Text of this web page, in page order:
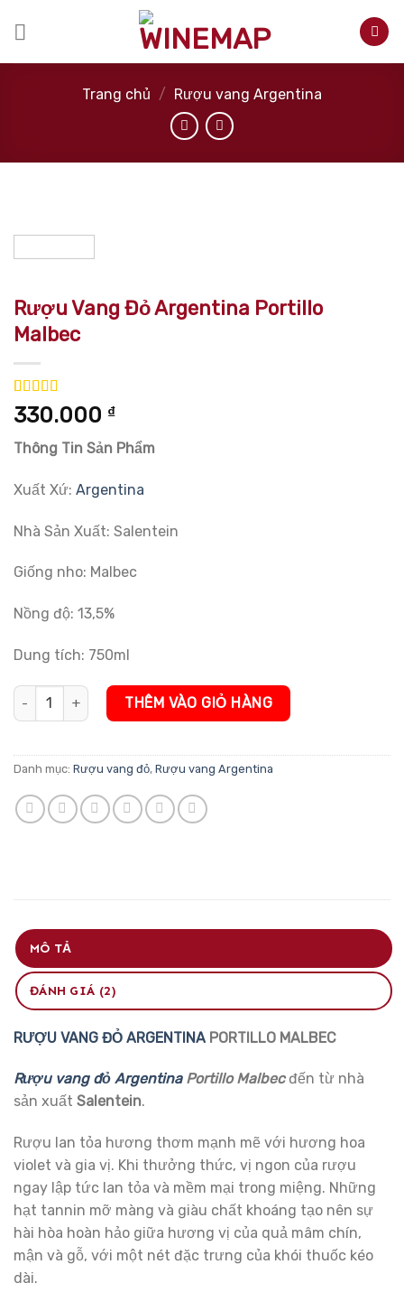
Trang chủ / Rượu vang Argentina
Rượu Vang Đỏ Argentina Portillo
Malbec
5.00trên 5
dựa trên
2
330.000 ₫
Thông Tin Sản Phẩm
Xuất Xứ: Argentina
Nhà Sản Xuất: Salentein
Giống nho: Malbec
Nồng độ: 13,5%
Dung tích: 750ml
Rượu Vang Đỏ Argentina Portillo Malbec số lượng
THÊM VÀO GIỎ HÀNG
Danh mục: Rượu vang đỏ, Rượu vang Argentina
MÔ TẢ
ĐÁNH GIÁ (2)
RƯỢU VANG ĐỎ ARGENTINA PORTILLO MALBEC
Rượu vang đỏ ArgentinaPortillo Malbecđến từ nhà
sản xuất Salentein.
Rượu lan tỏa hương thơm mạnh mẽ với hương hoa
violet và gia vị. Khi thưởng thức, vị ngon của rượu
ngay lập tức lan tỏa và mềm mại trong miệng. Những
hạt tannin mỡ màng và giàu chất khoáng tạo nên sự
hài hòa hoàn hảo giữa hương vị của quả mâm chín,
mận và gỗ, với một nét đặc trưng của khói thuốc kéo
dài.